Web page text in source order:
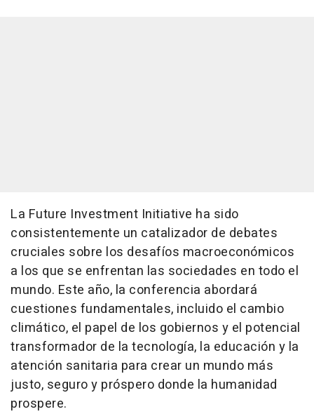
La Future Investment Initiative ha sido
consistentemente un catalizador de debates
cruciales sobre los desafíos macroeconómicos
a los que se enfrentan las sociedades en todo el
mundo. Este año, la conferencia abordará
cuestiones fundamentales, incluido el cambio
climático, el papel de los gobiernos y el potencial
transformador de la tecnología, la educación y la
atención sanitaria para crear un mundo más
justo, seguro y próspero donde la humanidad
prospere.